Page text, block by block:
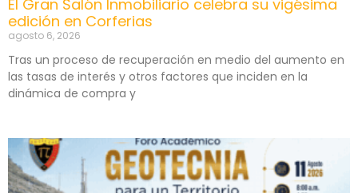
El Gran Salón Inmobiliario celebra su vigésima
edición en Corferias
agosto 6, 2026
Tras un proceso de recuperación en medio del aumento en
las tasas de interés y otros factores que inciden en la
dinámica de compra y